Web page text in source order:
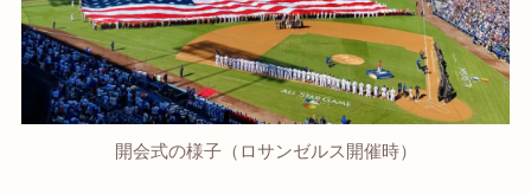
開会式の様子（ロサンゼルス開催時）